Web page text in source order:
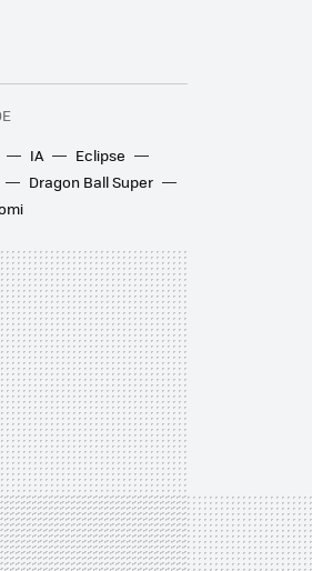
IA
Eclipse
Dragon Ball Super